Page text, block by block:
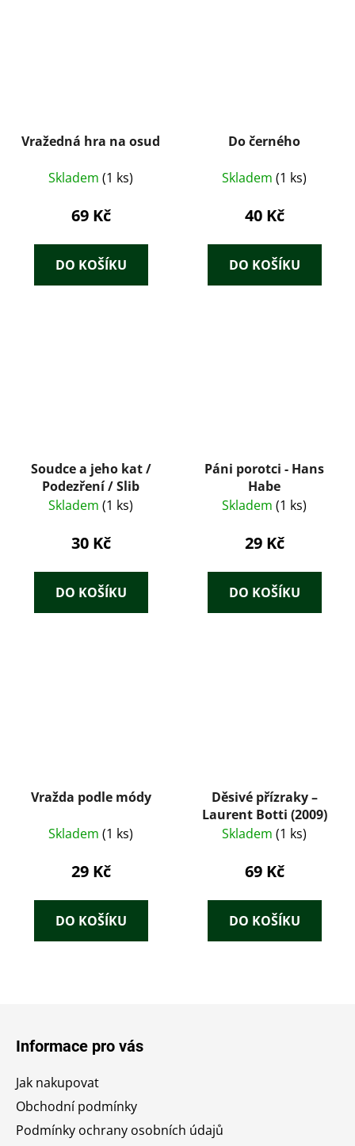
Vražedná hra na osud
Skladem (1 ks)
69 Kč
DO KOŠÍKU
Do černého
Skladem (1 ks)
40 Kč
DO KOŠÍKU
Soudce a jeho kat /
Podezření / Slib
Skladem (1 ks)
30 Kč
DO KOŠÍKU
Páni porotci - Hans
Habe
Skladem (1 ks)
29 Kč
DO KOŠÍKU
Vražda podle módy
Skladem (1 ks)
29 Kč
DO KOŠÍKU
Děsivé přízraky –
Laurent Botti (2009)
Skladem (1 ks)
69 Kč
DO KOŠÍKU
Informace pro vás
Jak nakupovat
Obchodní podmínky
Podmínky ochrany osobních údajů